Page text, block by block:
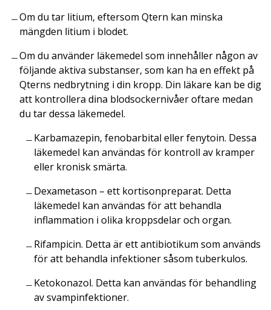
Om du tar litium, eftersom Qtern kan minska
mängden litium i blodet.
Om du använder läkemedel som innehåller någon av
följande aktiva substanser, som kan ha en effekt på
Qterns nedbrytning i din kropp. Din läkare kan be dig
att kontrollera dina blodsockernivåer oftare medan
du tar dessa läkemedel.
Karbamazepin, fenobarbital eller fenytoin. Dessa
läkemedel kan användas för kontroll av kramper
eller kronisk smärta.
Dexametason – ett kortisonpreparat. Detta
läkemedel kan användas för att behandla
inflammation i olika kroppsdelar och organ.
Rifampicin. Detta är ett antibiotikum som används
för att behandla infektioner såsom tuberkulos.
Ketokonazol. Detta kan användas för behandling
av svampinfektioner.